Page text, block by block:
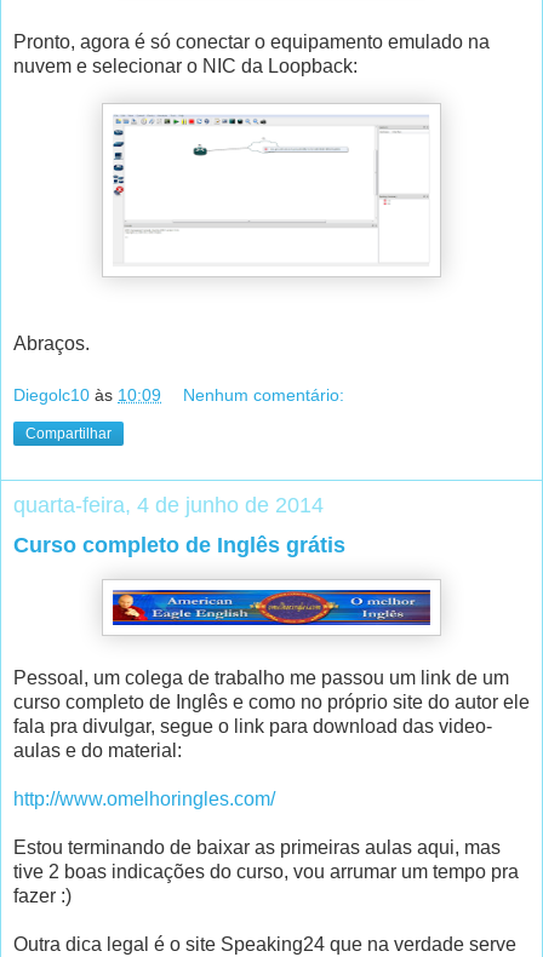
Pronto, agora é só conectar o equipamento emulado na
nuvem e selecionar o NIC da Loopback:
Abraços.
Diegolc10 às 10:09 Nenhum comentário:
Compartilhar
quarta-feira, 4 de junho de 2014
Curso completo de Inglês grátis
Pessoal, um colega de trabalho me passou um link de um
curso completo de Inglês e como no próprio site do autor ele
fala pra divulgar, segue o link para download das video-
aulas e do material:
http://www.omelhoringles.com/
Estou terminando de baixar as primeiras aulas aqui, mas
tive 2 boas indicações do curso, vou arrumar um tempo pra
fazer :)
Outra dica legal é o site Speaking24 que na verdade serve